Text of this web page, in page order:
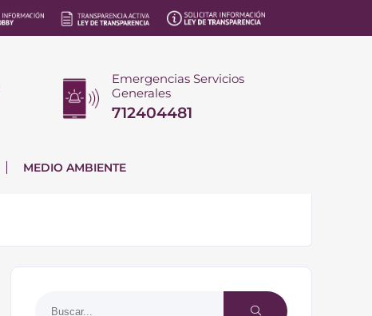
Emergencias Servicios
Generales
712404481
MEDIO AMBIENTE